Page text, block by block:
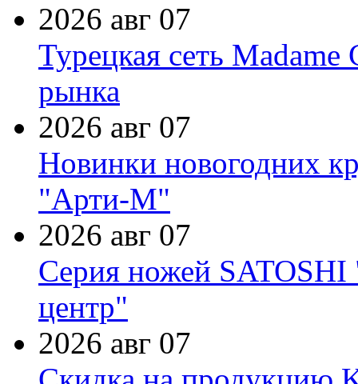
2026 авг 07
Турецкая сеть Madame
рынка
2026 авг 07
Новинки новогодних
"Арти-М"
2026 авг 07
Серия ножей
центр"
2026 авг 07